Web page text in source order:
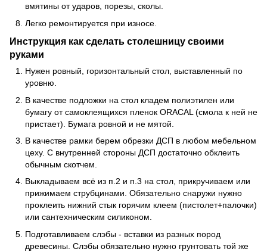
вмятины от ударов, порезы, сколы.
Легко ремонтируется при износе.
Инструкция как сделать столешницу своими
руками
Нужен ровный, горизонтальный стол, выставленный по
уровню.
В качестве подложки на стол кладем полиэтилен или
бумагу от самоклеящихся пленок ORACAL (смола к ней не
пристает). Бумага ровной и не мятой.
В качестве рамки берем обрезки ДСП в любом мебельном
цеху. С внутренней стороны ДСП достаточно обклеить
обычным скотчем.
Выкладываем всё из п.2 и п.3 на стол, прикручиваем или
прижимаем струбцинами. Обязательно снаружи нужно
проклеить нижний стык горячим клеем (пистолет+палочки)
или сантехническим силиконом.
Подготавливаем слэбы - вставки из разных пород
древесины. Слэбы обязательно нужно грунтовать той же